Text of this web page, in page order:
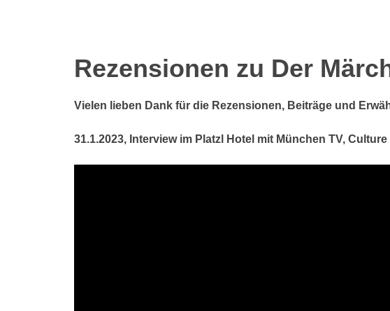
Rezensionen zu Der
Vielen lieben Dank für die Rezensionen, Beiträge und
31.1.2023, Interview im Platzl Hotel mit München TV,